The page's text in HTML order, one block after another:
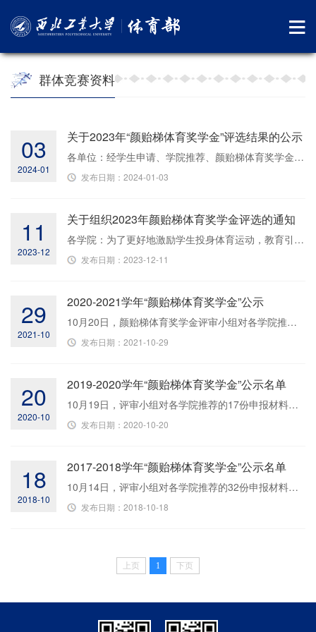
群体竞赛资料
03
2024-01
关于2023年“颜贻梯体育奖学金”评选结果的公示
各单位：经学生申请、学院推荐、颜贻梯体育奖学金评审小组评审，体育部党政联席会议研究，现将2023年颜贻梯体育奖学金评选结果公示如下：姓 名 学 号孟文奇 2023300573徐彦鹏 2020300938王旭鲲 2021200007陈 宏 2021201379冯舒翔 2022302437曾佛帮 2023262602万瀚文 2023202499郑 直 2021301060吴嘉良 2021303544魏欣悦 2021302377李啉源 2022303612王颖惠 2021303779王梦瑶 2023302383张 巧 2020100425李...
发布日期：2024-01-03
11
2023-12
关于组织2023年颜贻梯体育奖学金评选的通知
各学院：为了更好地激励学生投身体育运动，教育引导学生树立“健康第一”的理念，在体育锻炼中享受乐趣、增强体质、健全人格、锤炼意志，提高学生田径项目的竞技水平，结合2023年我校田径项目开展的具体情况，经与捐赠人协商，在原《颜贻梯体育奖学金管理办法》的基础上，修订形成了《2023年“颜贻梯体育奖学金”评审实施办法》，请各学院根据2023年学院田径项目开展情况、个人表现及学习成绩组织相关学生进行申报，于12月18日...
发布日期：2023-12-11
29
2021-10
2020-2021学年“颜贻梯体育奖学金”公示
10月20日，颜贻梯体育奖学金评审小组对各学院推荐的39份申报材料进行了审核，提出奖励建议名单，经2021年10月26日体育部党政联席会议研究，同意张宇轩等30名同学获得“颜贻梯体育奖学金”，现给予公示，公示时间：2021年10月26日至10月28日。公示期间，对公示对象如有异议，请拨打电话029-88493539。1.一等奖4人张宇轩 2020202115 张佳晨 2020203057曹佳裕 2019300235 廖关兵 2019200470 2.二等奖26人徐彦鹏 2020300938...
发布日期：2021-10-29
20
2020-10
2019-2020学年“颜贻梯体育奖学金”公示名单
10月19日，评审小组对各学院推荐的17份申报材料进行了审核，提出奖励建议名单，拟同意张佳晨等17名同学获得“颜贻梯体育奖学金”，现给予公示，公示时间：2020年10月19日至10月21日。公示期间，对公示对象如有异议，请拨打电话029-88493539。一、一等奖4人姓名（学院）张佳晨2020203057 廖关兵2019200470 张宇轩2020202115 王旭鲲2017300318二、二等奖13人邓慧连2018203069 支 凤2019202435 陈浩桓2017301891 惠鸿钊...
发布日期：2020-10-20
18
2018-10
2017-2018学年“颜贻梯体育奖学金”公示名单
10月14日，评审小组对各学院推荐的32份申报材料进行了审核，提出奖励建议名单，拟同意张佳晨等26名同学获得“颜贻梯体育奖学金”，现给予公示，公示时间：2018年10月18日至10月24日。公示期间，对公示对象如有异议，请拨打电话029-88493539。男子公示名单项目姓名学院成绩学号100米黄天宇自动化学院12.072014302226200米魏航航海学院24.272017300797400米张佳晨理学院53.832016302746800米先程鑫自动化学院2：06.42201530226515...
发布日期：2018-10-18
上页 1 下页